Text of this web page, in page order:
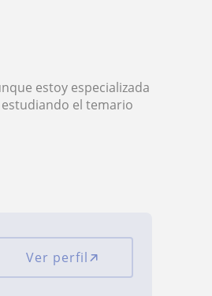
estoy especializada
el temario
Ver perfil